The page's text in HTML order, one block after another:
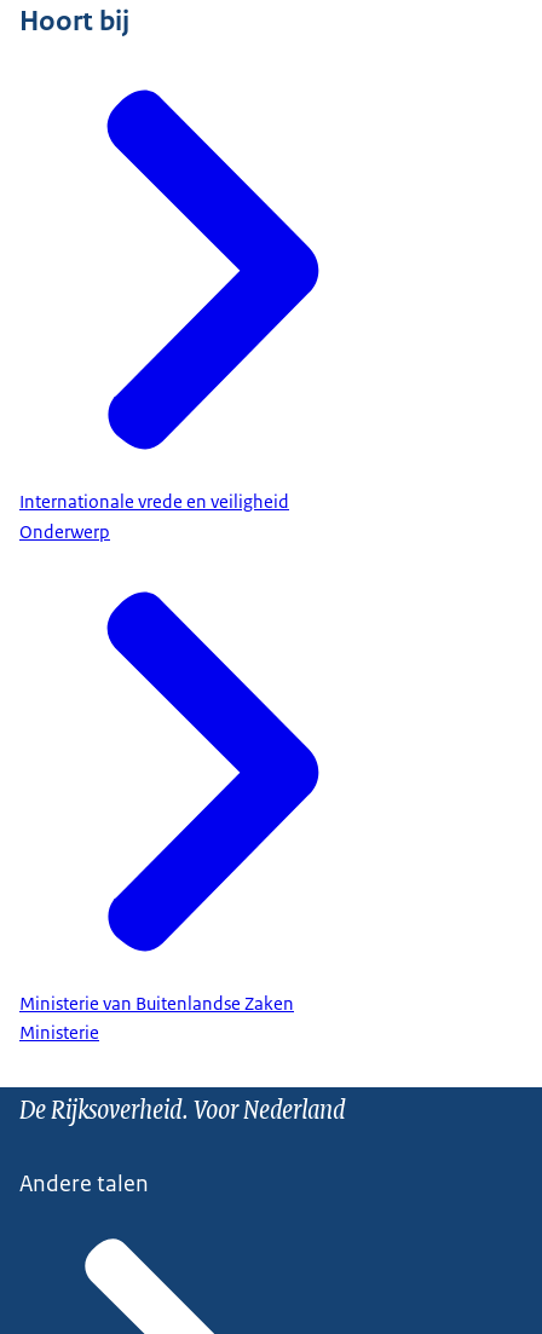
Hoort bij
Internationale vrede en veiligheid
Onderwerp
Ministerie van Buitenlandse Zaken
Ministerie
De Rijksoverheid. Voor Nederland
Andere talen